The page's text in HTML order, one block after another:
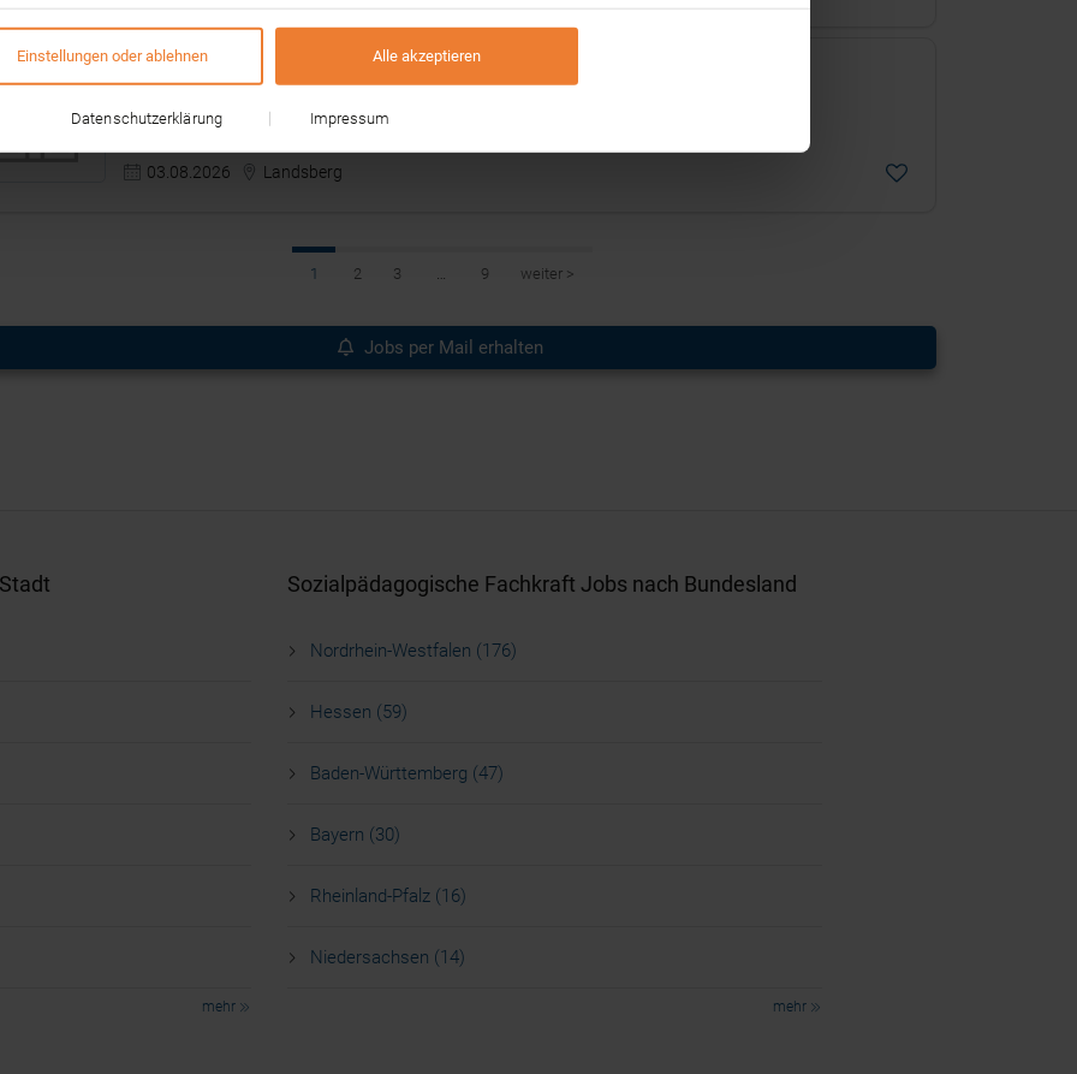
Einstellungen oder ablehnen Alle akzeptieren
Datenschutzerklärung Impressum
03.08.2026
Landsberg
1 2 3 … 9 weiter >
Jobs per Mail erhalten
mehr
Sozialpädagogische Fachkraft Jobs nach Bundesland
Nordrhein-Westfalen (176)
Hessen (59)
Baden-Württemberg (47)
Bayern (30)
Rheinland-Pfalz (16)
Niedersachsen (14)
mehr